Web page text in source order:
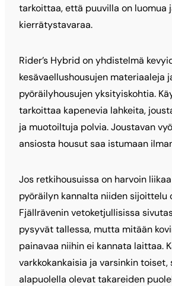
tarkoittaa, että puuvilla on luomua
kierrätystavaraa.
Rider’s Hybrid on yhdistelmä
kesävaellushousujen materiaaleja
pyöräilyhousujen yksityiskohtia.
tarkoittaa kapenevia lahkeita,
ja muotoiltuja polvia. Joustavan
ansiosta housut saa istumaan
Jos retkihousuissa on harvoin
pyöräilyn kannalta niiden sijoittelu
Fjällrävenin vetoketjullisissa
pysyvät tallessa, mutta mitään
painavaa niihin ei kannata laittaa.
varkkokankaisia ja varsinkin toiset,
alapuolella olevat takareiden